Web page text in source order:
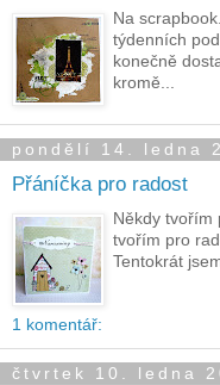
Na
týdenních
konečně
kromě...
pondělí 14. ledna
Přáníčka pro radost
Někdy tvořím
tvořím pro
Tentokrát
1 komentář:
čtvrtek 10. ledna